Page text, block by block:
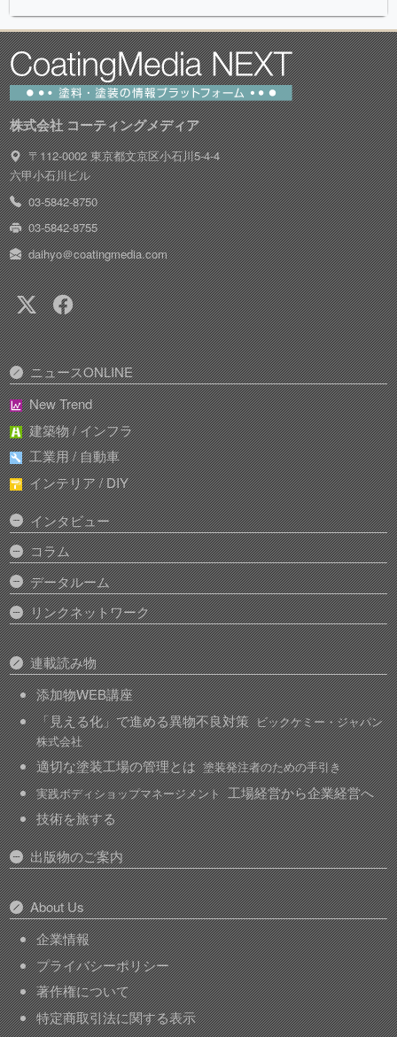
株式会社 コーティングメディア
〒112-0002 東京都文京区小石川5-4-4
六甲小石川ビル
03-5842-8750
03-5842-8755
daihyo＠coatingmedia.com
ニュースONLINE
New Trend
建築物 / インフラ
工業用 / 自動車
インテリア / DIY
インタビュー
コラム
データルーム
リンクネットワーク
連載読み物
添加物WEB講座
「見える化」で進める異物不良対策 ビックケミー・ジャパン
株式会社
適切な塗装工場の管理とは 塗装発注者のための手引き
実践ボディショップマネージメント 工場経営から企業経営へ
技術を旅する
出版物のご案内
About Us
企業情報
プライバシーポリシー
著作権について
特定商取引法に関する表示